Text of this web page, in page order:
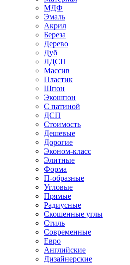
МДФ
Эмаль
Акрил
Береза
Дерево
Дуб
ЛДСП
Массив
Пластик
Шпон
Экошпон
С патиной
ДСП
Стоимость
Дешевые
Дорогие
Эконом-класс
Элитные
Форма
П-образные
Угловые
Прямые
Радиусные
Скошенные углы
Стиль
Современные
Евро
Английские
Дизайнерские